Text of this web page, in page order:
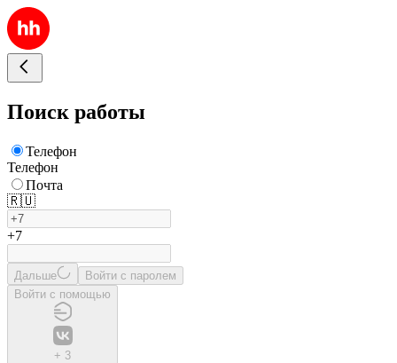
Поиск работы
Телефон
Телефон
Почта
🇷🇺
+7
Дальше
Войти с паролем
Войти с помощью
+ 3